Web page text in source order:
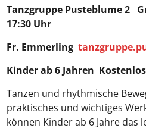
Tanzgruppe Pusteblume 2
17:30 Uhr
Fr. Emmerling
Kinder ab 6 Jahren Kostenlos
Tanzen und rhythmische
praktisches und wichtiges
können Kinder ab 6 Jahre das